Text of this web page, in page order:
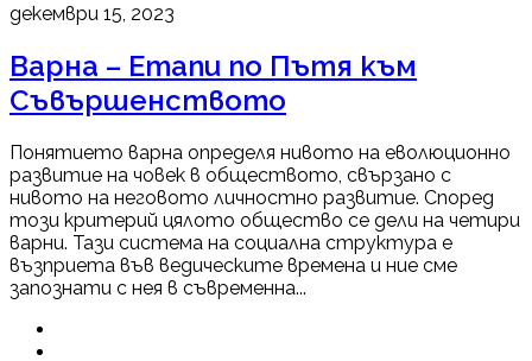
декември 15, 2023
Варна – Етапи по Пътя към
Съвършенството
Понятието варна определя нивото на еволюционно
развитие на човек в обществото, свързано с
нивото на неговото личностно развитие. Според
този критерий цялото общество се дели на четири
варни. Тази система на социална структура е
възприета във ведическите времена и ние сме
запознати с нея в съвременна...